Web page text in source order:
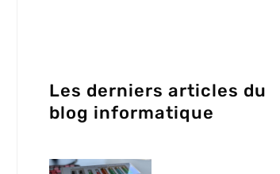
Les derniers articles du
blog informatique